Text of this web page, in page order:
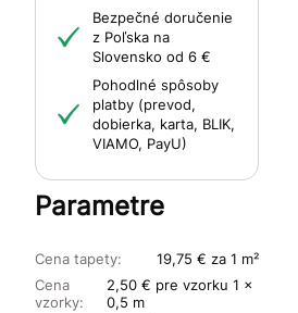
Bezpečné doručenie
z Poľska na
Slovensko od 6 €
Pohodlné spôsoby
platby (prevod,
dobierka, karta, BLIK,
VIAMO, PayU)
Parametre
Cena tapety:
19,75 € za 1 m²
Cena
vzorky:
2,50 € pre vzorku 1 x
0,5 m